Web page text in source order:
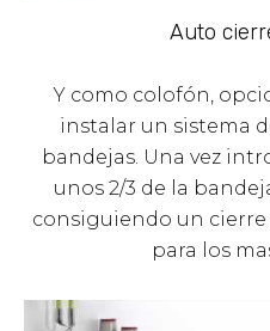
Auto
Y como colofón,
instalar un sistema
bandejas. Una vez
unos 2/3 de la
consiguiendo un cierre
para los